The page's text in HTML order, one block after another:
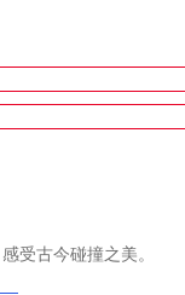
受古今碰撞之美。